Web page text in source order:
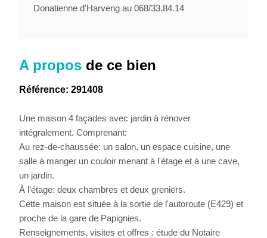
A propos de ce bien
Référence: 291408
Une maison 4 façades avec jardin à rénover
intégralement. Comprenant:
Au rez-de-chaussée: un salon, un espace cuisine, une
salle à manger un couloir menant à l'étage et à une cave,
un jardin.
À l’étage: deux chambres et deux greniers.
Cette maison est située à la sortie de l'autoroute (E429) et
proche de la gare de Papignies.
Renseignements, visites et offres : étude du Notaire
Donatienne d'Harveng au 068/33.84.14